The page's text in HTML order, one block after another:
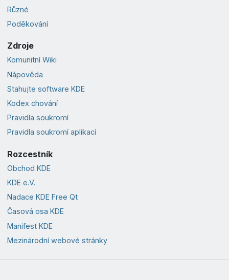
Různé
Poděkování
Zdroje
Komunitní Wiki
Nápověda
Stahujte software KDE
Kodex chování
Pravidla soukromí
Pravidla soukromí aplikací
Rozcestník
Obchod KDE
KDE e.V.
Nadace KDE Free Qt
Časová osa KDE
Manifest KDE
Mezinárodní webové stránky